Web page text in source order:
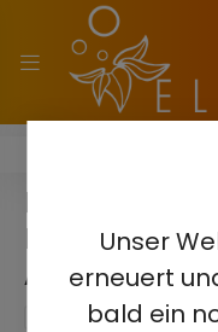
Unser
erneuert
bald ein
HQD
PASSION
AUFLADBAR